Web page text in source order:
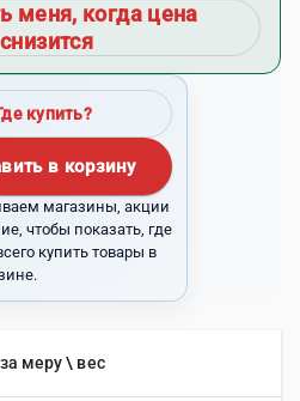
меня, когда цена
снизится
купить?
в корзину
магазины, акции
чтобы показать, где
купить товары в
меру \ вес